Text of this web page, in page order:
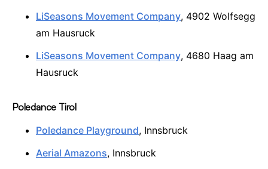
LiSeasons Movement Company, 4902 Wolfsegg
am Hausruck
LiSeasons Movement Company, 4680 Haag am
Hausruck
Poledance Tirol
Poledance Playground, Innsbruck
Aerial Amazons, Innsbruck